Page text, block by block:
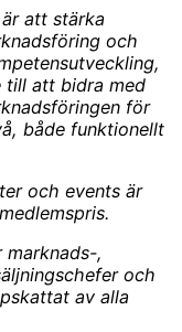
att stärka
och
till att bidra med
för
både funktionellt
och events är
marknads-,
och
av alla